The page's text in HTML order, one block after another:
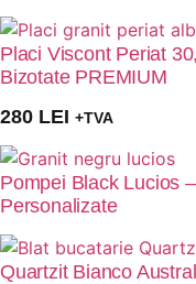
Placi Viscont Periat
Bizotate PREMIUM
280 LEI +TVA
Pompei Black Lucios
Personalizate
Quartzit Bianco